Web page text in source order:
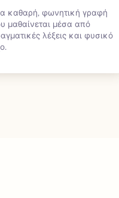
καθαρή, φωνητική γραφή
μαθαίνεται μέσα από
λέξεις και φυσικό